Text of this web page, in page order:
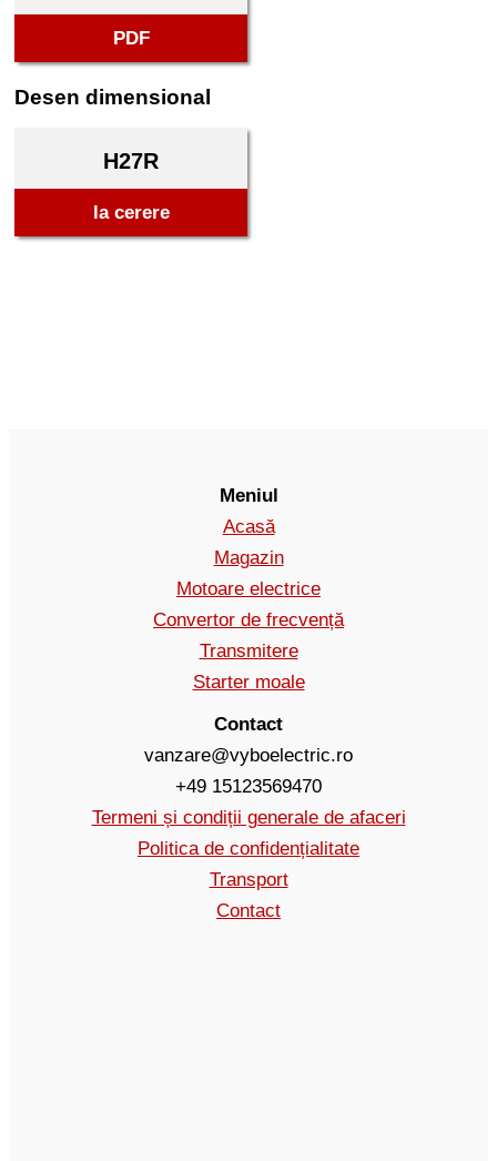
PDF
Desen dimensional
H27R
la cerere
Meniul
Acasă
Magazin
Motoare electrice
Convertor de frecvență
Transmitere
Starter moale
Contact
vanzare@vyboelectric.ro
+49 15123569470
Termeni și condiții generale de afaceri
Politica de confidențialitate
Transport
Contact